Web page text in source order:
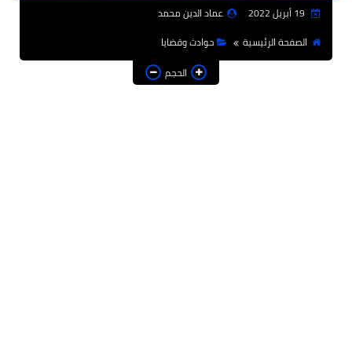
الرياضة
حوادث وقضايا
فن
عماد الدين محمد
الصفحة الرئيسية
حوادث وقضايا
الحجم